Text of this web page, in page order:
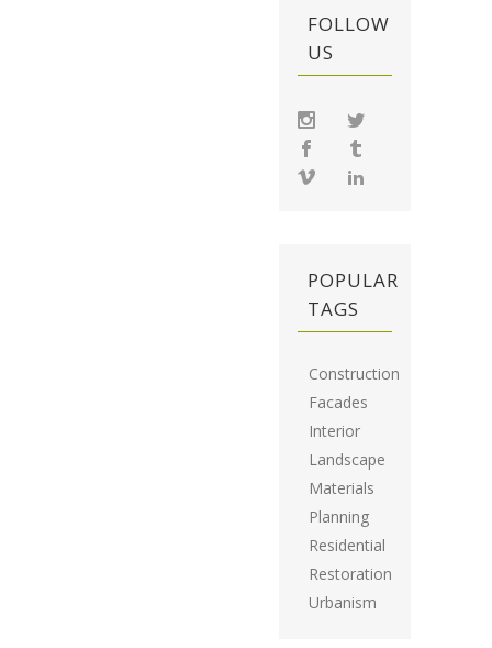
FOLLOW
US
POPULAR
TAGS
Construction
Facades
Interior
Landscape
Materials
Planning
Residential
Restoration
Urbanism